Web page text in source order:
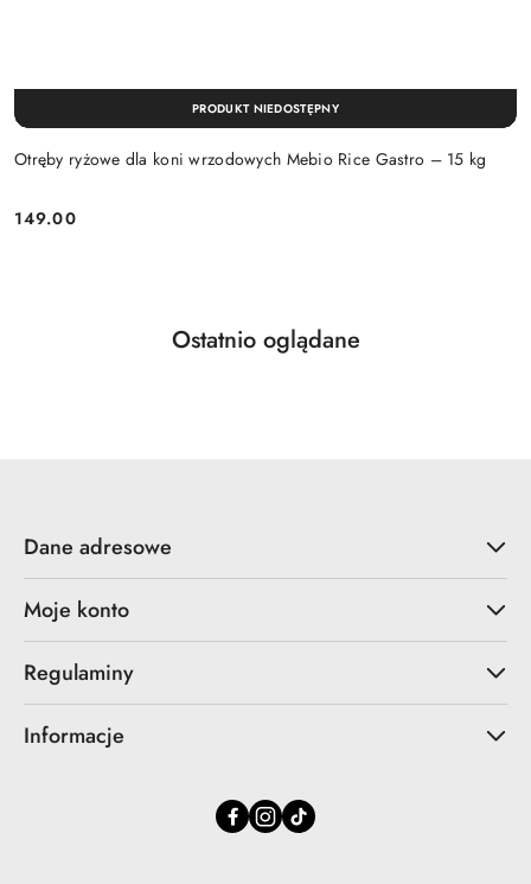
Otręby ryżowe dla koni wrzodowych Mebio Rice Gastro – 15 kg
Cena:
149.00
PRODUKT NIEDOSTĘPNY
Pomiń karuzelę produktów
Produkty
Ostatnio oglądane
Dane adresowe
Moje konto
Regulaminy
Informacje